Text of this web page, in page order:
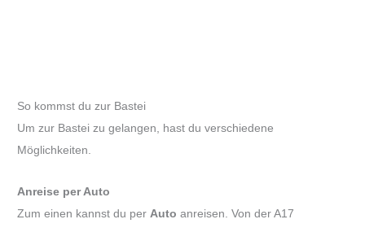
So kommst du zur Bastei
Um zur Bastei zu gelangen, hast du verschiedene
Möglichkeiten.
Anreise per Auto
Zum einen kannst du per Autoanreisen. Von der A17